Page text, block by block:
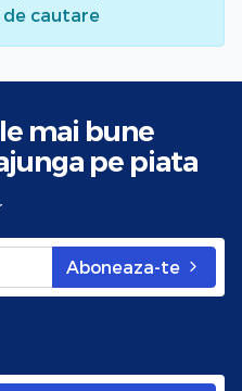
cautare
mai bune
pe piata
Aboneaza-te